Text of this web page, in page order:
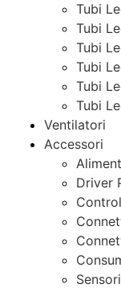
Tubi
Tubi
Tubi
Tubi
Tubi
Tubi
Ventilatori
Accessori
Driver